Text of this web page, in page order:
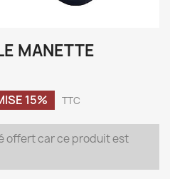
MANETTE
15% TTC
offert car ce produit est